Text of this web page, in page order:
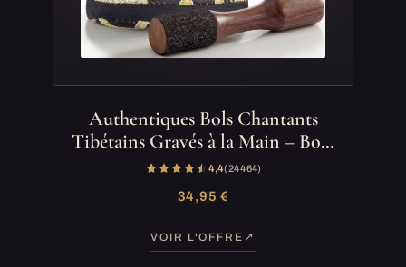
Authentiques Bols Chantants
Tibétains Gravés à la Main – Bo…
4,4(24 464)
34,95 €
VOIR L'OFFRE